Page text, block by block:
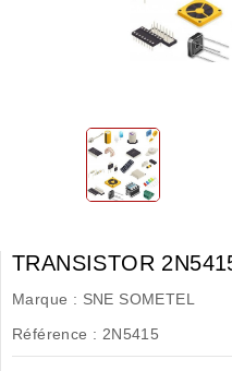
TRANSISTOR
Marque : SNE SOMETEL
Référence : 2N5415